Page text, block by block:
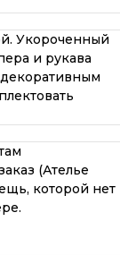
Укороченный
и рукава
(Ателье
которой нет